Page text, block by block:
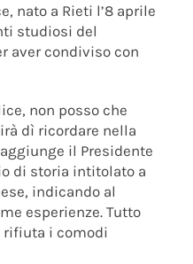
nato a Rieti l’8 aprile
studiosi del
aver condiviso con
non posso che
dì ricordare nella
il Presidente
di storia intitolato a
indicando al
esperienze. Tutto
rifiuta i comodi